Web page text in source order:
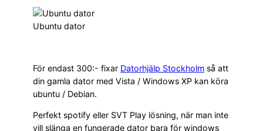
Ubuntu dator
För endast 300:- fixar Datorhjälp Stockholm så att
din gamla dator med Vista / Windows XP kan köra
ubuntu / Debian.
Perfekt spotify eller SVT Play lösning, när man inte
vill slänga en fungerade dator bara för windows